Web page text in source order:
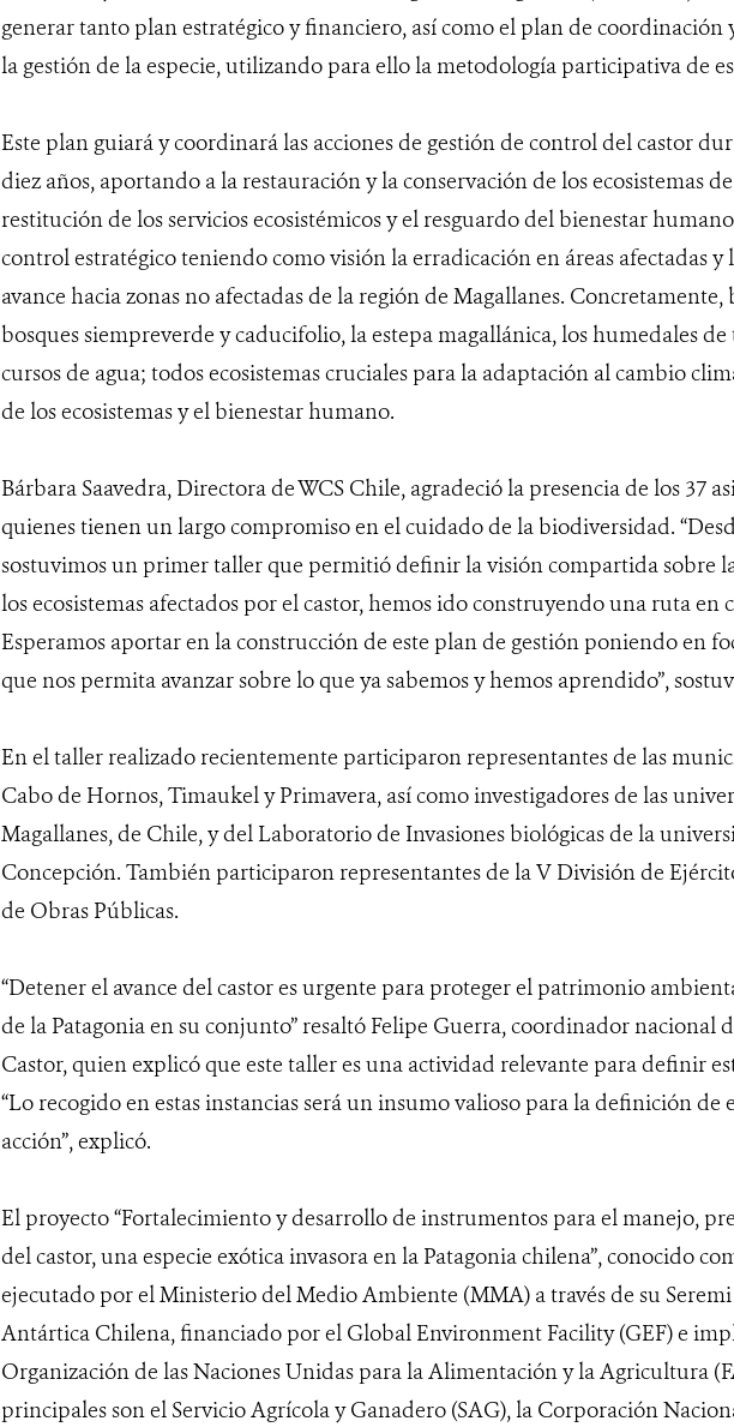
generar tanto plan estratégico y financiero, así como el plan de coordinación
la gestión de la especie, utilizando para ello la metodología participativa de
Este plan guiará y coordinará las acciones de gestión de control del castor
diez años, aportando a la restauración y la conservación de los ecosistemas
restitución de los servicios ecosistémicos y el resguardo del bienestar
control estratégico teniendo como visión la erradicación en áreas afectadas y
avance hacia zonas no afectadas de la región de Magallanes. Concretamente,
bosques siempreverde y caducifolio, la estepa magallánica, los humedales
cursos de agua; todos ecosistemas cruciales para la adaptación al cambio
de los ecosistemas y el bienestar humano.
Bárbara Saavedra, Directora de WCS Chile, agradeció la presencia de los 37
quienes tienen un largo compromiso en el cuidado de la biodiversidad.
sostuvimos un primer taller que permitió definir la visión compartida sobre
los ecosistemas afectados por el castor, hemos ido construyendo una ruta en
Esperamos aportar en la construcción de este plan de gestión poniendo en
que nos permita avanzar sobre lo que ya sabemos y hemos aprendido”,
En el taller realizado recientemente participaron representantes de las
Cabo de Hornos, Timaukel y Primavera, así como investigadores de las
Magallanes, de Chile, y del Laboratorio de Invasiones biológicas de la
Concepción. También participaron representantes de la V División de
de Obras Públicas.
“Detener el avance del castor es urgente para proteger el patrimonio
de la Patagonia en su conjunto” resaltó Felipe Guerra, coordinador nacional
Castor, quien explicó que este taller es una actividad relevante para definir
“Lo recogido en estas instancias será un insumo valioso para la definición de
acción”, explicó.
El proyecto “Fortalecimiento y desarrollo de instrumentos para el manejo,
del castor, una especie exótica invasora en la Patagonia chilena”, conocido
ejecutado por el Ministerio del Medio Ambiente (MMA) a través de su
Antártica Chilena, financiado por el Global Environment Facility (GEF) e
Organización de las Naciones Unidas para la Alimentación y la Agricultura
principales son el Servicio Agrícola y Ganadero (SAG), la Corporación